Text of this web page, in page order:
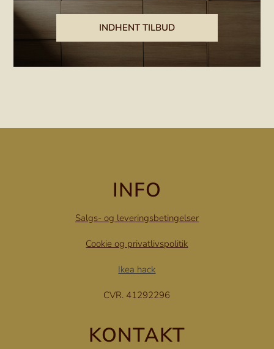
INDHENT TILBUD
INFO
Salgs- og leveringsbetingelser
Cookie og privatlivspolitik
Ikea hack
CVR. 41292296
KONTAKT